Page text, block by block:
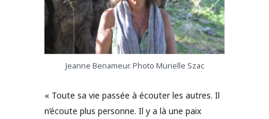
Jeanne Benameur. Photo Murielle Szac
« Toute sa vie passée à écouter les autres. Il
n’écoute plus personne. Il y a là une paix